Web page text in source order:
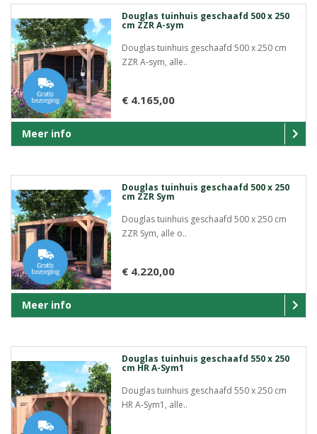
Douglas tuinhuis geschaafd 500 x 250
cm ZZR A-sym
Douglas tuinhuis geschaafd 500 x 250 cm
ZZR A-sym, alle..
€ 4.165,00
Meer info
Douglas tuinhuis geschaafd 500 x 250
cm ZZR Sym
Douglas tuinhuis geschaafd 500 x 250 cm
ZZR Sym, alle o..
€ 4.220,00
Meer info
Douglas tuinhuis geschaafd 550 x 250
cm HR A-Sym1
Douglas tuinhuis geschaafd 550 x 250 cm
HR A-Sym1, alle..